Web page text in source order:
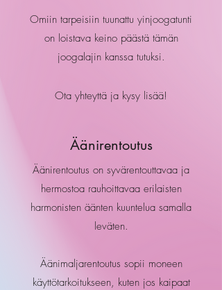
Omiin tarpeisiin tuunattu yinjoogatunti
on loistava keino päästä tämän
joogalajin kanssa tutuksi.
Ota yhteyttä ja kysy lisää!
Äänirentoutus
Äänirentoutus on syvärentouttavaa ja
hermostoa rauhoittavaa erilaisten
harmonisten äänten kuuntelua samalla
leväten.
Äänimaljarentoutus sopii moneen
käyttötarkoitukseen, kuten jos kaipaat